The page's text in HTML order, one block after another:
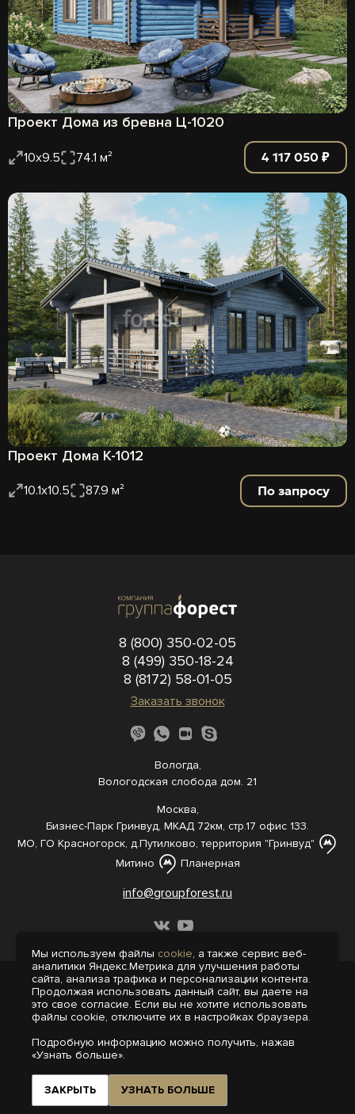
Проект Дома из бревна Ц-1020
10х9.5 74.1 м² 4 117 050 ₽
Проект Дома К-1012
10.1x10.5 87.9 м² По запросу
8 (800) 350-02-05
8 (499) 350-18-24
8 (8172) 58-01-05
Заказать звонок
Вологда,
Вологодская слобода дом. 21
Москва,
Бизнес-Парк Гринвуд, МКАД 72км, стр.17 офис 133.
МО, ГО Красногорск, д.Путилково, территория "Гринвуд"
Митино
Планерная
info@groupforest.ru
© 2005-, 2026 Все права защищены
Информация, представленная на сайте,
не является публичной офертой.
Пользовательское соглашение
Интернет-агентство «Пегас»
Поддержка сайта на 1С-Битрикс
Мы используем файлы cookie, а также сервис веб-
аналитики Яндекс.Метрика для улучшения работы
сайта, анализа трафика и персонализации контента.
Продолжая использовать данный сайт, вы даете на
это свое согласие. Если вы не хотите использовать
файлы cookie, отключите их в настройках браузера.
Подробную информацию можно получить, нажав
«Узнать больше».
ЗАКРЫТЬ УЗНАТЬ БОЛЬШЕ